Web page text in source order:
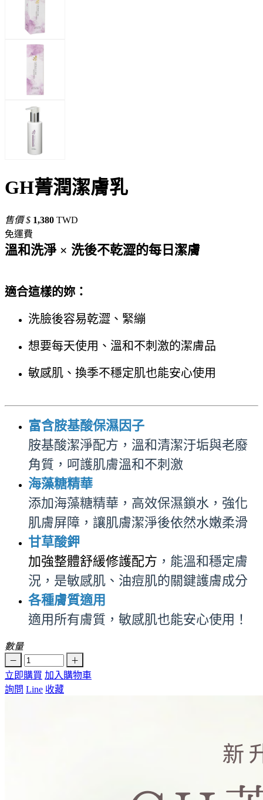
GH菁潤潔膚乳
售價 $ 1,380 TWD
免運費
溫和洗淨 × 洗後不乾澀的每日潔膚
適合這樣的妳 ：
洗臉後容易乾澀、緊繃
想要每天使用、溫和不刺激的潔膚品
敏感肌、換季不穩定肌也能安心使用
富含胺基酸保濕因子
胺基酸潔淨配方，溫和清潔汙垢與老廢
角質，呵護肌膚溫和不刺激
海藻糖精華
添加海藻糖精華，高效保濕鎖水，強化
肌膚屏障，讓肌膚潔淨後依然水嫩柔滑
甘草酸鉀
加強整體舒緩修護配方 ，能溫和穩定膚
況，是敏感肌、油痘肌的關鍵護膚成分
各種膚質適用
適用所有膚質，敏感肌也能安心使用！
數量
立即購買 加入購物車
詢問 Line 收藏